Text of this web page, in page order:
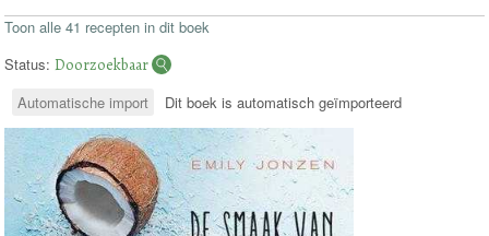
Toon alle 41 recepten in dit boek
Status:Doorzoekbaar
Automatische import Dit boek is automatisch geïmporteerd